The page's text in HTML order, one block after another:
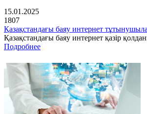
15.01.2025
1807
Қазақстандағы баяу интернет
Қазақстандағы баяу интернет қазір
Подробнее